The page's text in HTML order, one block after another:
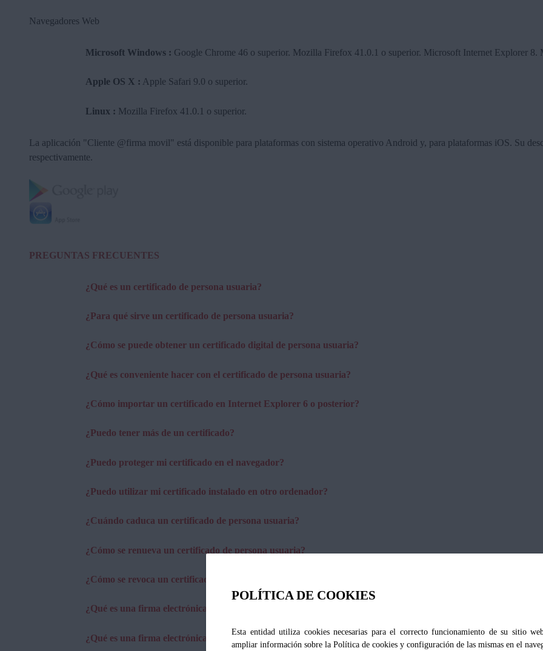
POLÍTICA DE COOKIES
Esta entidad utiliza cookies necesarias para el correcto funcionamiento de su sitio
ampliar información sobre la Política de cookies y configuración de las mismas en el
Navegadores Web
Microsoft Windows : Google Chrome 46 o superior. Mozilla Firefox 41.0.1 o superior. Microsoft Internet Explorer 8.
Apple OS X : Apple Safari 9.0 o superior.
Linux : Mozilla Firefox 41.0.1 o superior.
La aplicación "Cliente @firma movil" está disponible para plataformas con sistema operativo Android y, para plataformas iOS. Su
respectivamente.
PREGUNTAS FRECUENTES
¿Qué es un certificado de persona usuaria?
¿Para qué sirve un certificado de persona usuaria?
¿Cómo se puede obtener un certificado digital de persona usuaria?
¿Qué es conveniente hacer con el certificado de persona usuaria?
¿Cómo importar un certificado en Internet Explorer 6 o posterior?
¿Puedo tener más de un certificado?
¿Puedo proteger mi certificado en el navegador?
¿Puedo utilizar mi certificado instalado en otro ordenador?
¿Cuándo caduca un certificado de persona usuaria?
¿Cómo se renueva un certificado de persona usuaria?
¿Cómo se revoca un certificado de persona usuaria?
¿Qué es una firma electrónica?
¿Qué es una firma electrónica avanzada?